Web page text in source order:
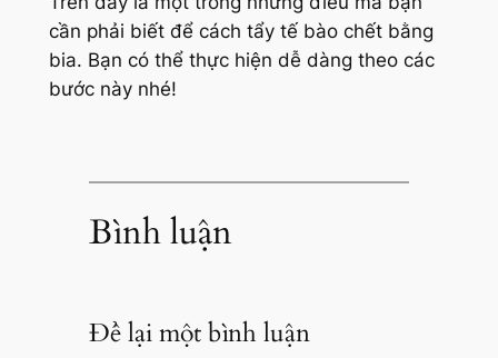
cần phải biết để cách tẩy tế bào chết bằng
bia. Bạn có thể thực hiện dễ dàng theo các
bước này nhé!
Bình luận
Để lại một bình luận